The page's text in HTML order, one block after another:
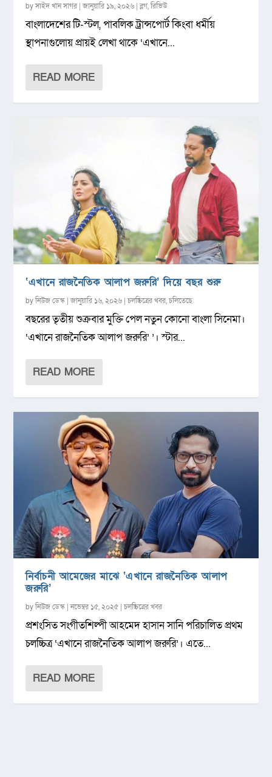
byসাইদ খান সাগর |জানুয়ারি ১৯, ২০২৬ |ব্লগ,রিভিউ
বাংলাদেশের টি-স্টল, পাবলিক ট্রান্সপোর্ট কিংবা ধর্মীয়
স্থাপনাগুলোয় প্রায়ই লেখা থাকে ‘এখানে...
READ MORE
‘এখানে রাজনৈতিক আলাপ জরুরি’ দিয়ে বছর শুরু
byনিউজ ডেস্ক |জানুয়ারি ১৬, ২০২৬ |চলচ্চিত্রের খবর,চলিতেছে
বছরের তৃতীয় শুক্রবার মুক্তি পেল নতুন কোনো বাংলা সিনেমা।
‘এখানে রাজনৈতিক আলাপ জরুরি’ ’। স্টার...
READ MORE
নির্বাচনী আমেজের মাঝে ‘এখানে রাজনৈতিক আলাপ
জরুরি’
byনিউজ ডেস্ক |নভেম্বর ১৫, ২০২৫ |চলচ্চিত্রের খবর
প্রশংসিত সংগীতশিল্পী আহমেদ হাসান সানি পরিচালিত প্রথম
চলচ্চিত্র ‘এখানে রাজনৈতিক আলাপ জরুরি’। এতে...
READ MORE